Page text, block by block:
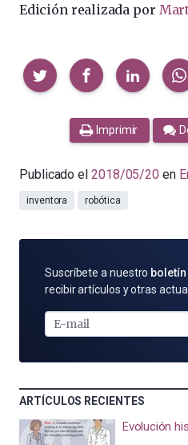
Edición realizada por
Compartir
Imprimir
Publicado el 2018/05/20 en
inventora robótica
SUSCRÍBETE
POR
MAIL
Suscríbete a nuestro
recibir artículos y otras
ARTÍCULOS RECIENTES
Evolución